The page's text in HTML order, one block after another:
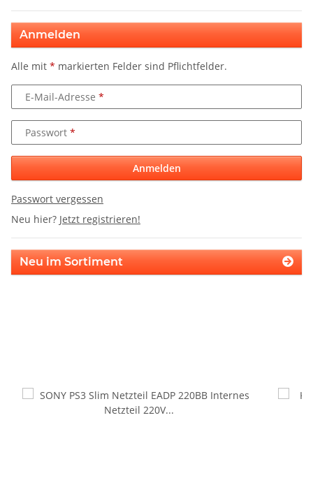
Anmelden
Alle mit * markierten Felder sind Pflichtfelder.
E-Mail-Adresse
Passwort
Anmelden
Passwort vergessen
Neu hier? Jetzt registrieren!
Neu im Sortiment